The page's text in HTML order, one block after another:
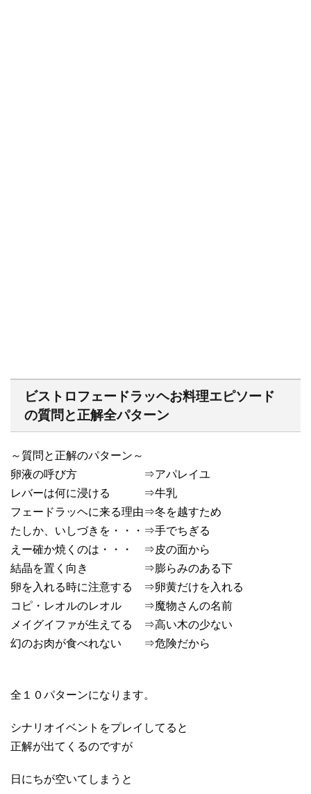
ビストロフェードラッヘお料理エピソード
の質問と正解全パターン
～質問と正解のパターン～
卵液の呼び方 ⇒アパレイユ
レバーは何に浸ける ⇒牛乳
フェードラッヘに来る理由⇒冬を越すため
たしか、いしづきを・・・⇒手でちぎる
えー確か焼くのは・・・ ⇒皮の面から
結晶を置く向き ⇒膨らみのある下
卵を入れる時に注意する ⇒卵黄だけを入れる
コピ・レオルのレオル ⇒魔物さんの名前
メイグイファが生えてる ⇒高い木の少ない
幻のお肉が食べれない ⇒危険だから
全１０パターンになります。
シナリオイベントをプレイしてると
正解が出てくるのですが
日にちが空いてしまうと